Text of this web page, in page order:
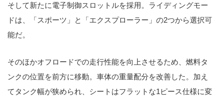
そして新たに電子制御スロットルを採用。ライディングモー
ドは、「スポーツ」と「エクスプローラー」の2つから選択可
能だ。
そのほかオフロードでの走行性能を向上させるため、燃料タ
ンクの位置を前方に移動。車体の重量配分を改善した。加え
てタンク幅が狭められ、シートはフラットな1ピース仕様に変